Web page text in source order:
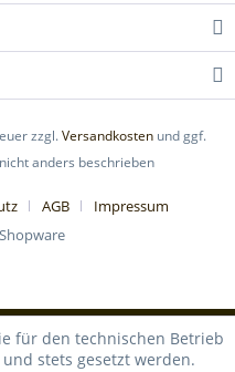
zzgl.Versandkosten und ggf.
anders beschrieben
AGB
Impressum
für den technischen Betrieb
stets gesetzt werden.